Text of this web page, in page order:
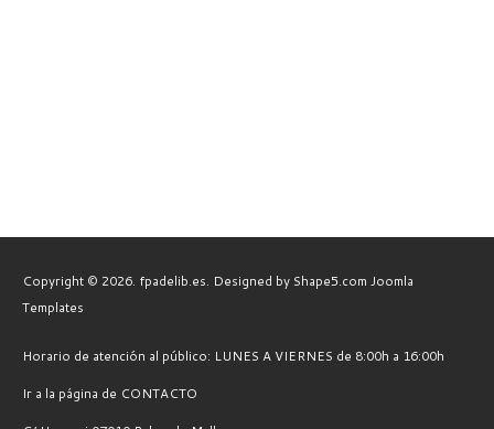
Copyright © 2026. fpadelib.es. Designed by Shape5.com Joomla
Templates
Horario de atención al público: LUNES A VIERNES de 8:00h a 16:00h
Ir a la página de CONTACTO